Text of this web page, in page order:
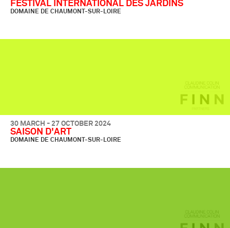
FESTIVAL INTERNATIONAL DES JARDINS
DOMAINE DE CHAUMONT-SUR-LOIRE
30 MARCH - 27 OCTOBER 2024
SAISON D'ART
DOMAINE DE CHAUMONT-SUR-LOIRE